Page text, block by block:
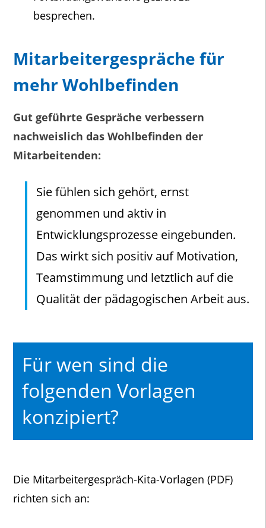
besprechen.
Mitarbeitergespräche für
mehr Wohlbefinden
Gut geführte Gespräche verbessern
nachweislich das Wohlbefinden der
Mitarbeitenden:
Sie fühlen sich gehört, ernst
genommen und aktiv in
Entwicklungsprozesse eingebunden.
Das wirkt sich positiv auf Motivation,
Teamstimmung und letztlich auf die
Qualität der pädagogischen Arbeit aus.
Für wen sind die
folgenden Vorlagen
konzipiert?
Die Mitarbeitergespräch-Kita-Vorlagen (PDF)
richten sich an: